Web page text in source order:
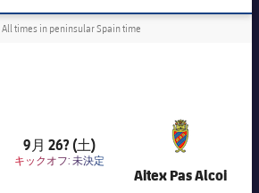
label.share.globe
All times in peninsular Spain time
80,036
9月 26? (土)
キックオフ: 未決定
Aitex Pas Alcoi